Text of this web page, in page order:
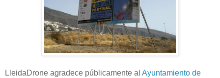
LleidaDrone agradece públicamente al Ayuntamiento de